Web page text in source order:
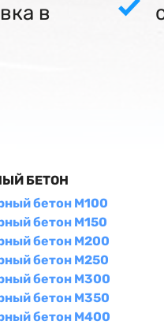
в
БЕТОН
бетон М100
бетон М150
бетон М200
бетон М250
бетон М300
бетон М350
бетон М400